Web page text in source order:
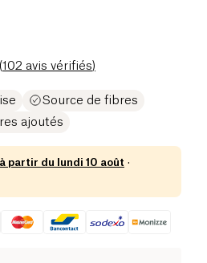
(102 avis vérifiés)
Source de fibres
ajoutés
partir du lundi 10 août ·